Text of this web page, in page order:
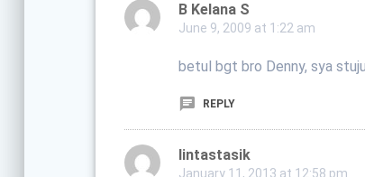
B Kelana S
June 9, 2009 at 1:22 am
betul bgt bro Denny, sya
REPLY
lintastasik
January 11, 2013 at 12:58 pm